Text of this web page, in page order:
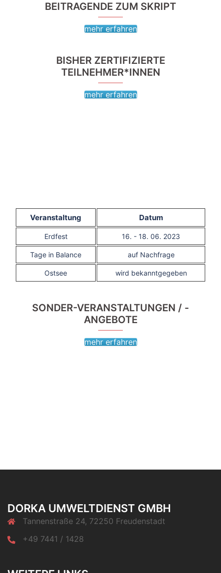
BEITRAGENDE ZUM SKRIPT
mehr erfahren
BISHER ZERTIFIZIERTE
TEILNEHMER*INNEN
mehr erfahren
Veranstaltung Datum
Erdfest 16. - 18. 06. 2023
Tage in Balance auf Nachfrage
Ostsee wird bekanntgegeben
SONDER-VERANSTALTUNGEN / -
ANGEBOTE
mehr erfahren
DORKA UMWELTDIENST GMBH
Tannenstraße 24, 72250 Freudenstadt
+49 7441 / 1428